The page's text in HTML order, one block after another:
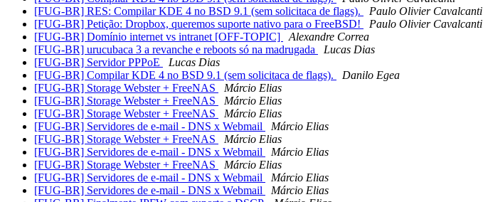
[FUG-BR] RES: Compilar KDE 4 no BSD 9.1 (sem solicitaca de flags).
Paulo Olivier Cavalcanti
[FUG-BR] Petição: Dropbox, queremos suporte nativo para o FreeBSD!
Paulo Olivier Cavalcanti
[FUG-BR] Domínio internet vs intranet [OFF-TOPIC]
Alexandre Correa
[FUG-BR] urucubaca 3 a revanche e reboots só na madrugada
Lucas Dias
[FUG-BR] Servidor PPPoE
Lucas Dias
[FUG-BR] Compilar KDE 4 no BSD 9.1 (sem solicitaca de flags).
Danilo Egea
[FUG-BR] Storage Webster + FreeNAS
Márcio Elias
[FUG-BR] Storage Webster + FreeNAS
Márcio Elias
[FUG-BR] Storage Webster + FreeNAS
Márcio Elias
[FUG-BR] Servidores de e-mail - DNS x Webmail
Márcio Elias
[FUG-BR] Storage Webster + FreeNAS
Márcio Elias
[FUG-BR] Servidores de e-mail - DNS x Webmail
Márcio Elias
[FUG-BR] Storage Webster + FreeNAS
Márcio Elias
[FUG-BR] Servidores de e-mail - DNS x Webmail
Márcio Elias
[FUG-BR] Servidores de e-mail - DNS x Webmail
Márcio Elias